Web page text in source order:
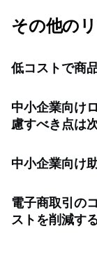
その他の
低コストで商
中小企業向け
慮すべき点は
中小企業向け
電子商取引の
ストを削減す